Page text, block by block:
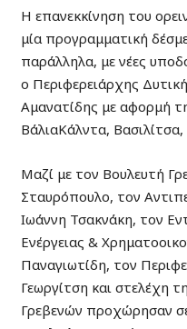
Η επανεκκίνηση του
μία προγραμματική
παράλληλα, με νέες
ο Περιφερειάρχης
Αμανατίδης με αφορμή
ΒάλιαΚάλντα, Βασιλίτσα,
Μαζί με τον Βουλευτή
Σταυρόπουλο, τον
Ιωάννη Τσακνάκη, τον
Ενέργειας &
Παναγιωτίδη, τον
Γεωργίτση και στελέχη
Γρεβενών προχώρησαν